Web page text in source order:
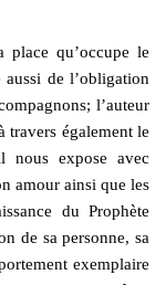
place qu’occupe le
l’auteur
travers également le
nous expose avec
amour ainsi que les
du Prophète
de sa personne, sa
exemplaire